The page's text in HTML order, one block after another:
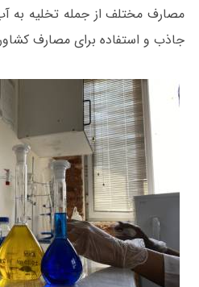
مصارف مختلف از جمله تخلیه به
جاذب و استفاده برای مصارف